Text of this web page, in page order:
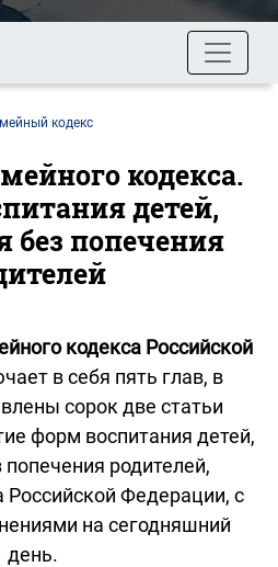
кодекс
кодекса.
детей,
без попечения
кодекса Российской
в себя пять глав, в
сорок две статьи
форм воспитания детей,
родителей,
Российской Федерации, с
на сегодняшний
день.